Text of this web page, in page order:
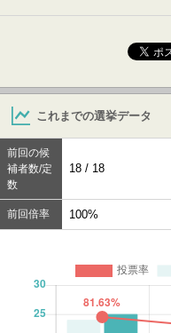
これまでの選挙データ
前回の候
補者数/定
数
18 / 18
前回倍率 100%